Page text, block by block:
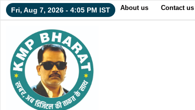
Fri, Aug 7, 2026 - 4:05 PM IST About us Contact us